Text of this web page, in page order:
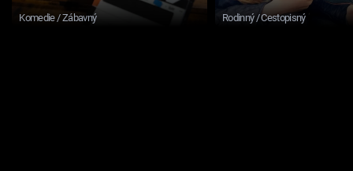
Komedie / Zábavný Rodinný / Cestopisný